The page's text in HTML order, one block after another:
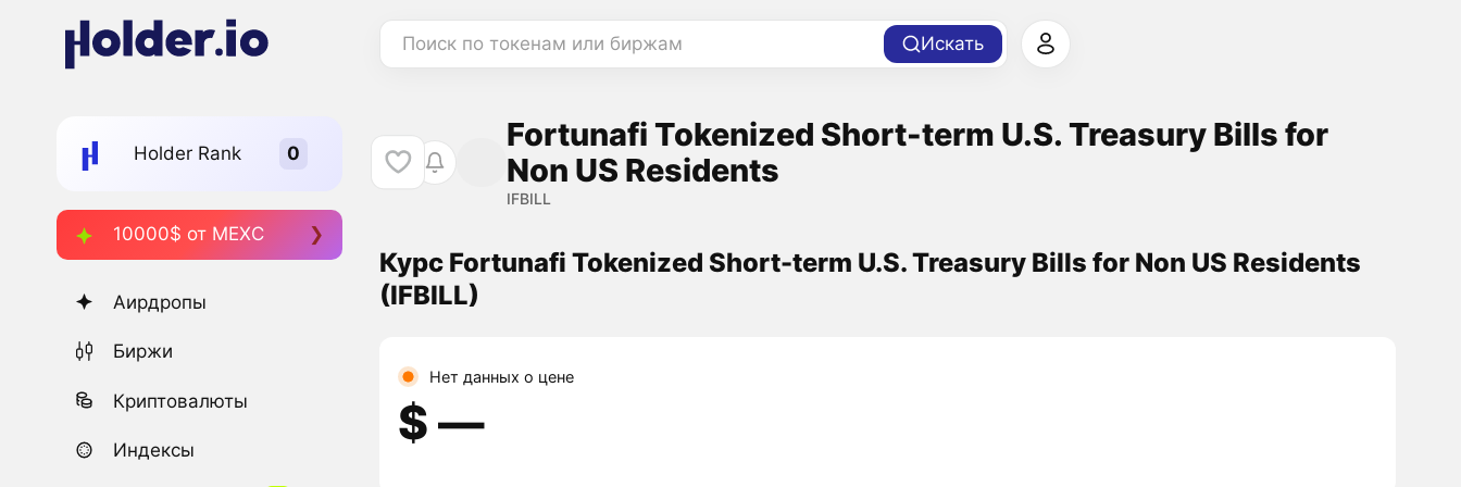
Поиск по токенам или биржам Искать
Holder Rank
10000$ от MEXC
Аирдропы
Биржи
Криптовалюты
Индексы
Fortunafi Tokenized Short-term U.S. Treasury Bills for
Non US Residents
IFBILL
Курс Fortunafi Tokenized Short-term U.S. Treasury Bills for Non US Residents
(IFBILL)
Нет данных о цене
$ ―